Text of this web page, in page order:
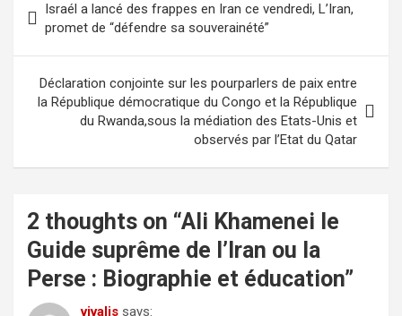
navigation
Israél a lancé des frappes en Iran ce vendredi, L’Iran,
promet de “défendre sa souverainété”
Déclaration conjointe sur les pourparlers de paix entre
la République démocratique du Congo et la République
du Rwanda,sous la médiation des Etats-Unis et
observés par l’Etat du Qatar
2 thoughts on “Ali Khamenei le
Guide suprême de l’Iran ou la
Perse : Biographie et éducation”
vivalis says: